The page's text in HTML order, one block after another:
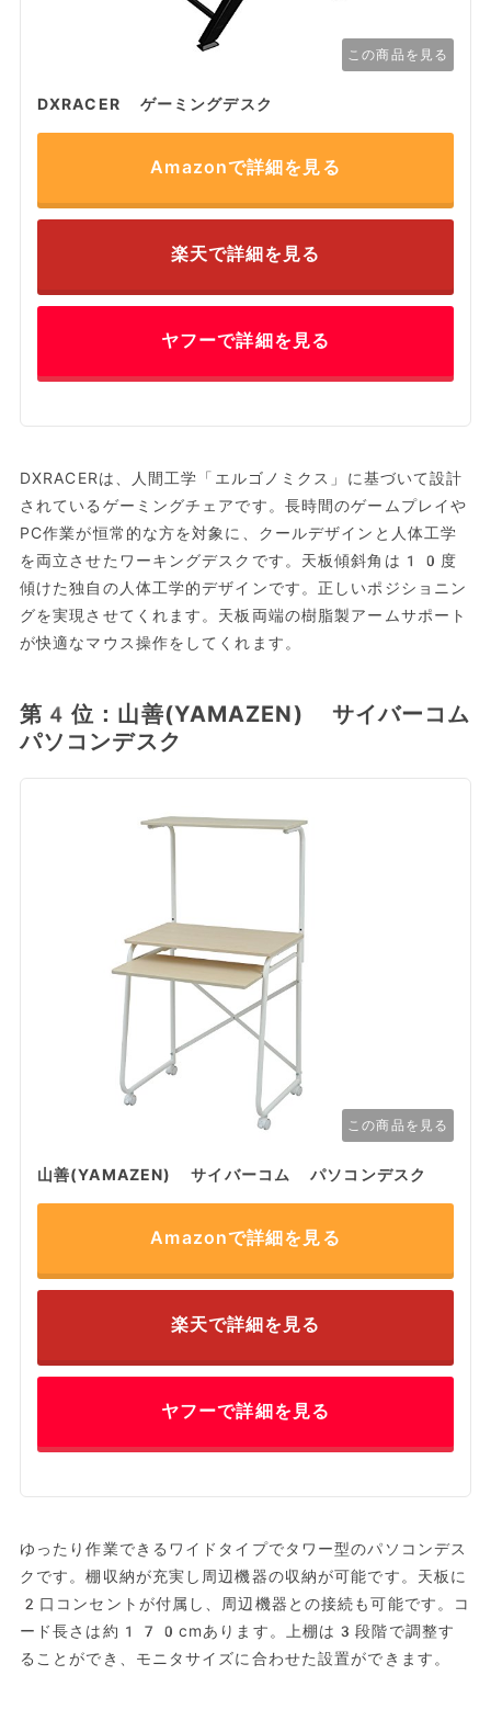
この商品を見る
DXRACER ゲーミングデスク
Amazonで詳細を見る
楽天で詳細を見る
ヤフーで詳細を見る
DXRACERは、人間工学「エルゴノミクス」に基づいて設計
されているゲーミングチェアです。長時間のゲームプレイや
PC作業が恒常的な方を対象に、クールデザインと人体工学
を両立させたワーキングデスクです。天板傾斜角は10度
傾けた独自の人体工学的デザインです。正しいポジショニン
グを実現させてくれます。天板両端の樹脂製アームサポート
が快適なマウス操作をしてくれます。
第4位：山善(YAMAZEN) サイバーコム
パソコンデスク
この商品を見る
山善(YAMAZEN) サイバーコム パソコンデスク
Amazonで詳細を見る
楽天で詳細を見る
ヤフーで詳細を見る
ゆったり作業できるワイドタイプでタワー型のパソコンデス
クです。棚収納が充実し周辺機器の収納が可能です。天板に
2口コンセントが付属し、周辺機器との接続も可能です。コ
ード長さは約170cmあります。上棚は3段階で調整す
ることができ、モニタサイズに合わせた設置ができます。